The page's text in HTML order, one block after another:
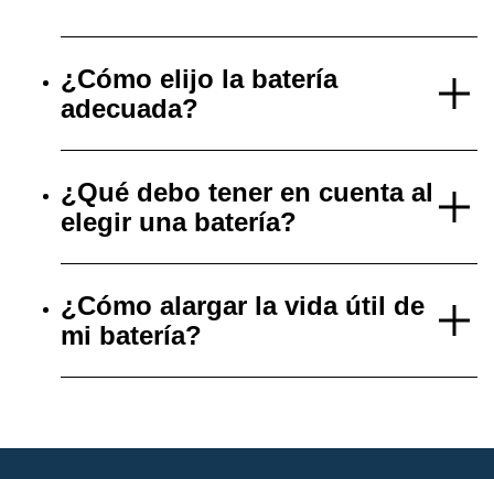
¿Cómo elijo la batería
adecuada?
¿Qué debo tener en cuenta al
elegir una batería?
¿Cómo alargar la vida útil de
mi batería?